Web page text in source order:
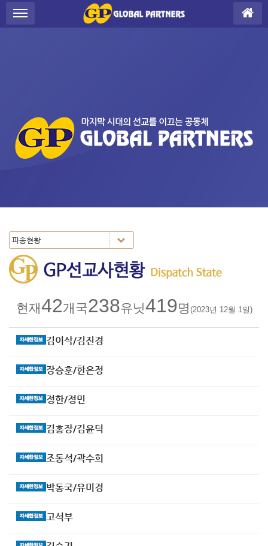
현재42개국238유닛419명 (2023년 12월 1일)
김이삭/김진경
장승훈/한은정
정한/정민
김홍장/김윤덕
조동석/곽수희
박동국/유미경
고석부